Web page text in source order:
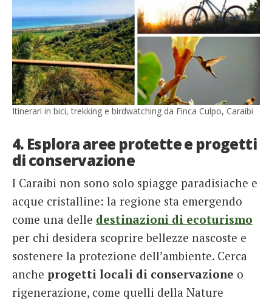
Itinerari in bici, trekking e birdwatching da Finca Culpo, Caraibi
4. Esplora aree protette e progetti
di conservazione
I Caraibi non sono solo spiagge paradisiache e
acque cristalline: la regione sta emergendo
come una delle destinazioni di ecoturismo
per chi desidera scoprire bellezze nascoste e
sostenere la protezione dell’ambiente. Cerca
anche progetti locali di conservazione o
rigenerazione, come quelli della Nature